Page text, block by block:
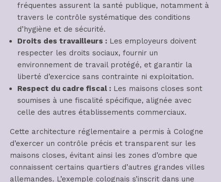
fréquentes assurent la santé publique, notamment à
travers le contrôle systématique des conditions
d’hygiène et de sécurité.
Droits des travailleurs : Les employeurs doivent
respecter les droits sociaux, fournir un
environnement de travail protégé, et garantir la
liberté d’exercice sans contrainte ni exploitation.
Respect du cadre fiscal : Les maisons closes sont
soumises à une fiscalité spécifique, alignée avec
celle des autres établissements commerciaux.
Cette architecture réglementaire a permis à Cologne
d’exercer un contrôle précis et transparent sur les
maisons closes, évitant ainsi les zones d’ombre que
connaissent certains quartiers d’autres grandes villes
allemandes. L’exemple colognais s’inscrit dans une